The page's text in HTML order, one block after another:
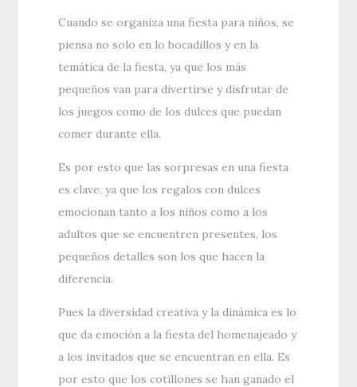
Cuando se organiza una fiesta para niños, se
piensa no solo en lo bocadillos y en la
temática de la fiesta, ya que los más
pequeños van para divertirse y disfrutar de
los juegos como de los dulces que puedan
comer durante ella.
Es por esto que las sorpresas en una fiesta
es clave, ya que los regalos con dulces
emocionan tanto a los niños como a los
adultos que se encuentren presentes, los
pequeños detalles son los que hacen la
diferencia.
Pues la diversidad creativa y la dinámica es lo
que da emoción a la fiesta del homenajeado y
a los invitados que se encuentran en ella. Es
por esto que los cotillones se han ganado el